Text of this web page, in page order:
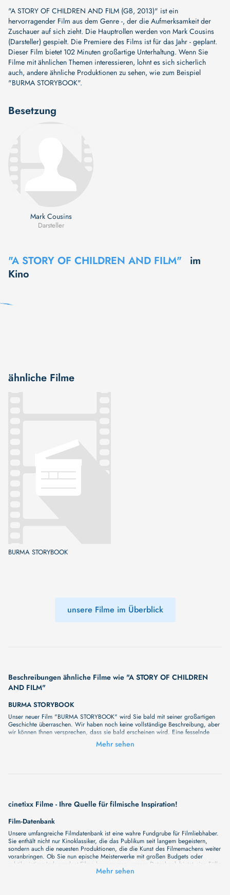
"A STORY OF CHILDREN AND FILM (GB, 2013)" ist ein
hervorragender Film aus dem Genre -, der die Aufmerksamkeit der
Zuschauer auf sich zieht. Die Hauptrollen werden von Mark Cousins
(Darsteller) gespielt. Die Premiere des Films ist für das Jahr - geplant.
Dieser Film bietet 102 Minuten großartige Unterhaltung. Wenn Sie
Filme mit ähnlichen Themen interessieren, lohnt es sich sicherlich
auch, andere ähnliche Produktionen zu sehen, wie zum Beispiel
"BURMA STORYBOOK".
Besetzung
Mark Cousins
Darsteller
"A STORY OF CHILDREN AND FILM"
im
Kino
ähnliche Filme
BURMA STORYBOOK
unsere Filme im Überblick
Beschreibungen ähnliche Filme wie "A STORY OF CHILDREN
AND FILM"
BURMA STORYBOOK
Unser neuer Film "BURMA STORYBOOK" wird Sie bald mit seiner großartigen
Geschichte überraschen. Wir haben noch keine vollständige Beschreibung, aber
wir können Ihnen versprechen, dass sie bald erscheinen wird. Eine fesselnde
Handlung, ungewöhnliche Charaktere und unerforschte Geheimnisse erwarten Sie
in unserem Film. Bleiben Sie dran für etwas Besonderes - wir werden jede Minute
Mehr sehen
cinetixx Filme - Ihre Quelle für filmische Inspiration!
Film-Datenbank
Unsere umfangreiche Filmdatenbank ist eine wahre Fundgrube für Filmliebhaber.
Sie enthält nicht nur Kinoklassiker, die das Publikum seit langem begeistern,
sondern auch die neuesten Produktionen, die die Kunst des Filmemachens weiter
voranbringen. Ob Sie nun epische Meisterwerke mit großen Budgets oder
subtile, intime Independent-Filme bevorzugen, unsere Datenbank bietet eine Fülle
von Inhalten, die Ihr Herz und Ihren Geist berühren werden. Beim Durchstöbern
Mehr sehen